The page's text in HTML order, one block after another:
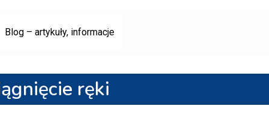
Blog – artykuły, informacje
ręki